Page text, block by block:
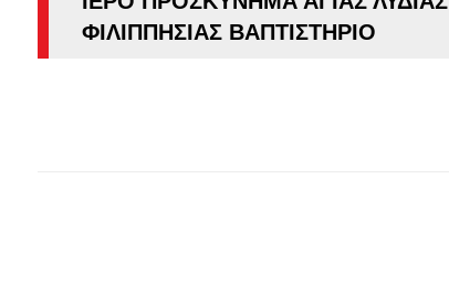
ΦΙΛΙΠΠΗΣΙΑΣ ΒΑΠΤΙΣΤΗΡΙΟ